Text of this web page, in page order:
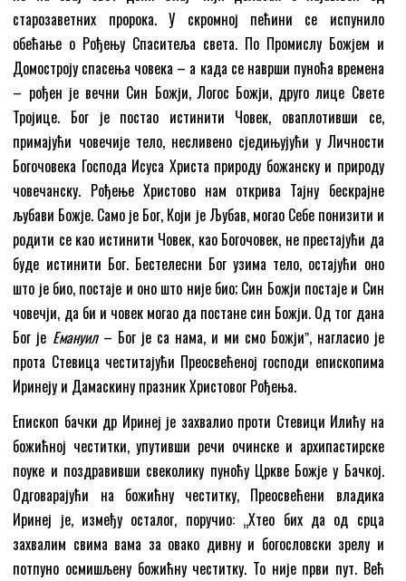
старозаветних пророка. У скромној пећини се испунило
обећање о Рођењу Спаситеља света. По Промислу Божјем и
Домостроју спасења човека – а када се наврши пуноћа времена
– рођен је вечни Син Божји, Логос Божји, друго лице Свете
Тројице. Бог је постао истинити Човек, оваплотивши се,
примајући човечије тело, несливено сједињујући у Личности
Богочовека Господа Исуса Христа природу божанску и природу
човечанску. Рођење Христово нам открива Тајну бескрајне
љубави Божје. Само је Бог, Који је Љубав, могао Себе понизити и
родити се као истинити Човек, као Богочовек, не престајући да
буде истинити Бог. Бестелесни Бог узима тело, остајући оно
што је био, постаје и оно што није био; Син Божји постаје и Син
човечји, да би и човек могао да постане син Божји. Од тог дана
Бог је Емануил– Бог је са нама, и ми смо Божјиˮ, нагласио је
прота Стевица честитајући Преосвећеној господи епископима
Иринеју и Дамаскину празник Христовог Рођења.
Епископ бачки др Иринеј је захвалио проти Стевици Илићу на
божићној честитки, упутивши речи очинске и архипастирске
поуке и поздравивши свеколику пуноћу Цркве Божје у Бачкој.
Одговарајући на божићну честитку, Преосвећени владика
Иринеј је, између осталог, поручио: „Хтео бих да од срца
захвалим свима вама за овако дивну и богословски зрелу и
потпуно осмишљену божићну честитку. То није први пут. Већ